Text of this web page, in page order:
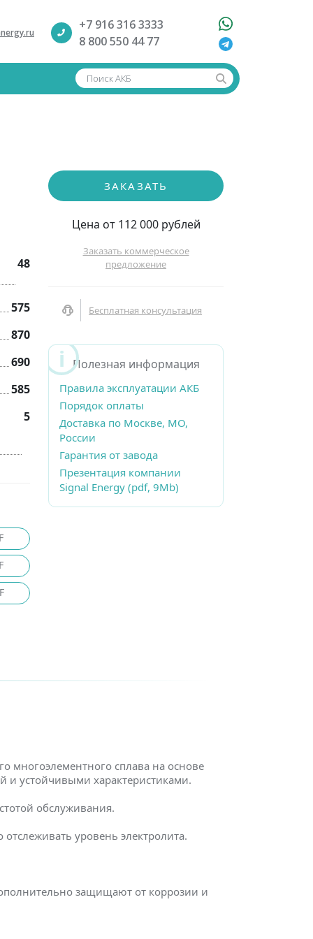
+7 916 316 3333
8 800 550 44 77
Поиск АКБ
48
575
870
690
585
5
ЗАКАЗАТЬ
Цена от 112 000 рублей
Заказать коммерческое
предложение
Бесплатная консультация
Полезная информация
Правила эксплуатации АКБ
Порядок оплаты
Доставка по Москве, МО,
России
Гарантия от завода
Презентация компании
Signal Energy (pdf, 9Mb)
многоэлементного сплава на основе
и устойчивыми характеристиками.
обслуживания.
уровень электролита.
защищают от коррозии и